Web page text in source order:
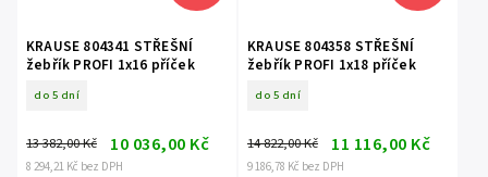
KRAUSE 804341 STŘEŠNÍ
žebřík PROFI 1x16 příček
do 5 dní
8 294,21 Kč bez DPH
13 382,00 Kč 10 036,00 Kč
KRAUSE 804358 STŘEŠNÍ
žebřík PROFI 1x18 příček
do 5 dní
9 186,78 Kč bez DPH
14 822,00 Kč 11 116,00 Kč